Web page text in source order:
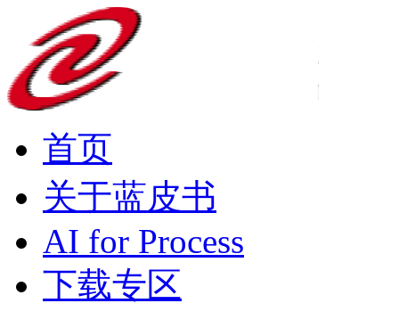
首页
关于蓝皮书
AI for Process
下载专区